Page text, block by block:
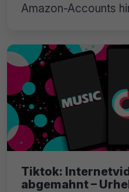
Amazon-Accounts
Tiktok:
abgemahnt –